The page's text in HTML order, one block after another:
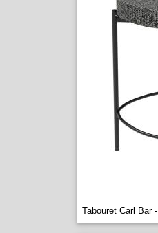
Tabouret Carl Bar -